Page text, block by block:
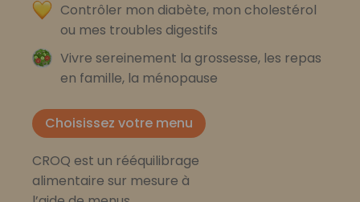
Contrôler mon diabète, mon cholestérol
ou mes troubles digestifs
Vivre sereinement la grossesse, les repas
en famille, la ménopause
Choisissez votre menu
CROQ est un rééquilibrage
alimentaire sur mesure à